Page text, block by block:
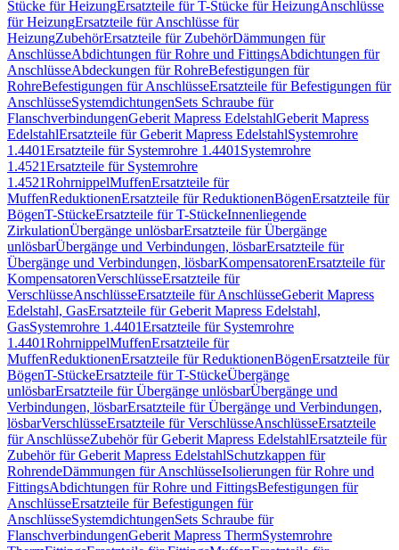
Stücke für HeizungErsatzteile für T-Stücke für HeizungAnschlüsse
für HeizungErsatzteile für Anschlüsse für
HeizungZubehörErsatzteile für ZubehörDämmungen für
AnschlüsseAbdichtungen für Rohre und FittingsAbdichtungen für
AnschlüsseAbdeckungen für RohreBefestigungen für
RohreBefestigungen für AnschlüsseErsatzteile für Befestigungen für
AnschlüsseSystemdichtungenSets Schraube für
FlanschverbindungenGeberit Mapress EdelstahlGeberit Mapress
EdelstahlErsatzteile für Geberit Mapress EdelstahlSystemrohre
1.4401Ersatzteile für Systemrohre 1.4401 Systemrohre
1.4521Ersatzteile für Systemrohre
1.4521RohrnippelMuffenErsatzteile für
MuffenReduktionenErsatzteile für ReduktionenBögenErsatzteile für
BögenT-StückeErsatzteile für T-StückeInnenliegende
ZirkulationÜbergänge unlösbarErsatzteile für Übergänge
unlösbarÜbergänge und Verbindungen, lösbarErsatzteile für
Übergänge und Verbindungen, lösbarKompensatorenErsatzteile für
KompensatorenVerschlüsseErsatzteile für
VerschlüsseAnschlüsseErsatzteile für AnschlüsseGeberit Mapress
Edelstahl, GasErsatzteile für Geberit Mapress Edelstahl,
GasSystemrohre 1.4401Ersatzteile für Systemrohre
1.4401RohrnippelMuffenErsatzteile für
MuffenReduktionenErsatzteile für ReduktionenBögenErsatzteile für
BögenT-StückeErsatzteile für T-StückeÜbergänge
unlösbarErsatzteile für Übergänge unlösbarÜbergänge und
Verbindungen, lösbarErsatzteile für Übergänge und Verbindungen,
lösbarVerschlüsseErsatzteile für VerschlüsseAnschlüsseErsatzteile
für AnschlüsseZubehör für Geberit Mapress EdelstahlErsatzteile für
Zubehör für Geberit Mapress EdelstahlSchutzkappen für
RohrendeDämmungen für AnschlüsseIsolierungen für Rohre und
FittingsAbdichtungen für Rohre und FittingsBefestigungen für
AnschlüsseErsatzteile für Befestigungen für
AnschlüsseSystemdichtungenSets Schraube für
FlanschverbindungenGeberit Mapress ThermSystemrohre